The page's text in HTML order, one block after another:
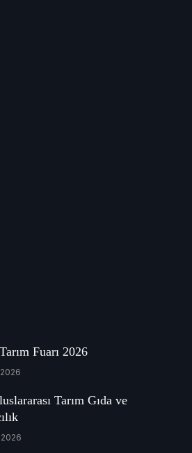
Fuarı 2026
Tarım Gıda ve